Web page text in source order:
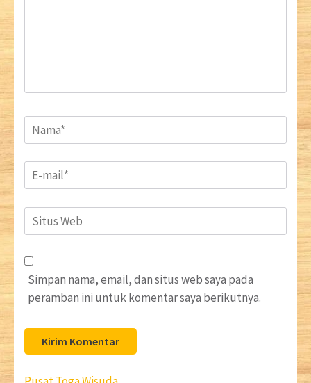
Name*
Email*
Situs
Web
Simpan nama, email, dan situs web saya pada
peramban ini untuk komentar saya berikutnya.